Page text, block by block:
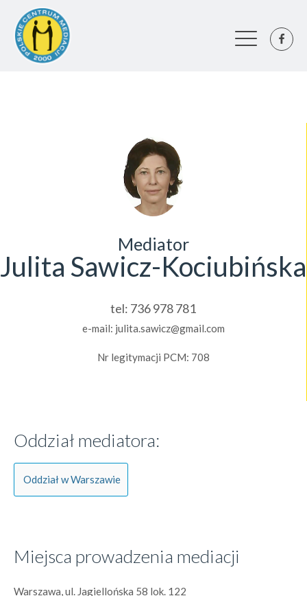
Mediator
Julita Sawicz-Kociubińska
tel: 736 978 781
e-mail: julita.sawicz@gmail.com
Nr legitymacji PCM: 708
Oddział mediatora:
Oddział w Warszawie
Miejsca prowadzenia mediacji
Warszawa, ul. Jagiellońska 58 lok. 122